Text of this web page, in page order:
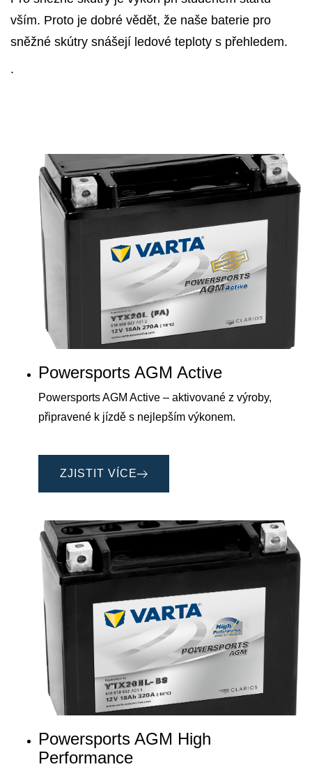
vším. Proto je dobré vědět, že naše baterie pro
sněžné skútry snášejí ledové teploty s přehledem.
.
Powersports AGM Active
Powersports AGM Active – aktivované z výroby,
připravené k jízdě s nejlepším výkonem.
ZJISTIT VÍCE
Powersports AGM High
Performance